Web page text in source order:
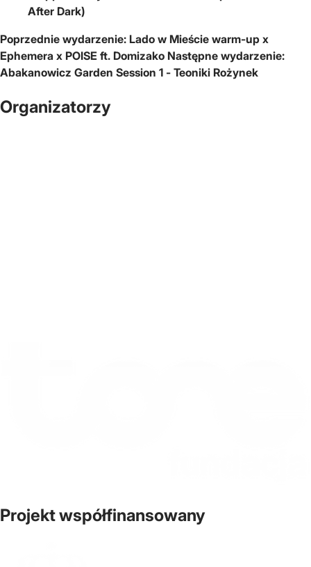
After Dark)
Poprzednie wydarzenie: Lado w Mieście warm-up x
Ephemera x POISE ft. Domizako Następne wydarzenie:
Abakanowicz Garden Session 1 - Teoniki Rożynek
Organizatorzy
Projekt współfinansowany